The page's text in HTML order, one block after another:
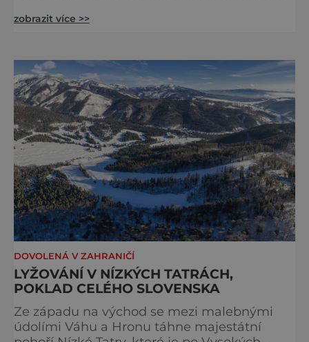
které stojí na rozhraní národních parků Nízké
Záhradiště, kde jsou denně upravovány
všechny překážky různých náročností. Jeho
součástí je
zobrazit více >>
DOVOLENÁ V ZAHRANIČÍ
LYŽOVÁNÍ V NÍZKÝCH TATRÁCH,
POKLAD CELÉHO SLOVENSKA
Ze západu na východ se mezi malebnými
údolími Váhu a Hronu táhne majestátní